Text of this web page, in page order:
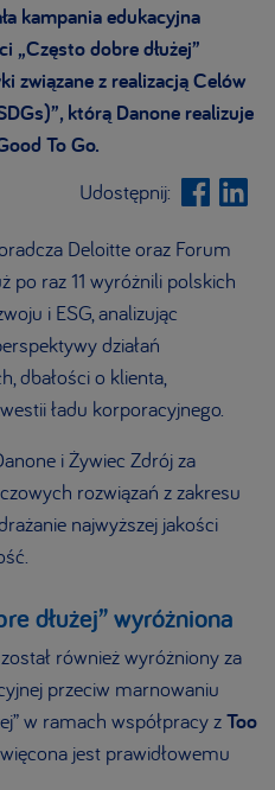
kampania edukacyjna
„Często dobre dłużej”
związane z realizacją Celów
którą Danone realizuje
To Go.
Udostępnij:
Deloitte oraz Forum
po raz 11 wyróżnili polskich
i ESG,analizując
działań
dbałości o klienta,
ładu korporacyjnego.
i Żywiec Zdrój za
rozwiązań z zakresu
najwyższej jakości
dłużej” wyróżniona
również wyróżniony za
przeciw marnowaniu
w ramach współpracy zToo
jest prawidłowemu